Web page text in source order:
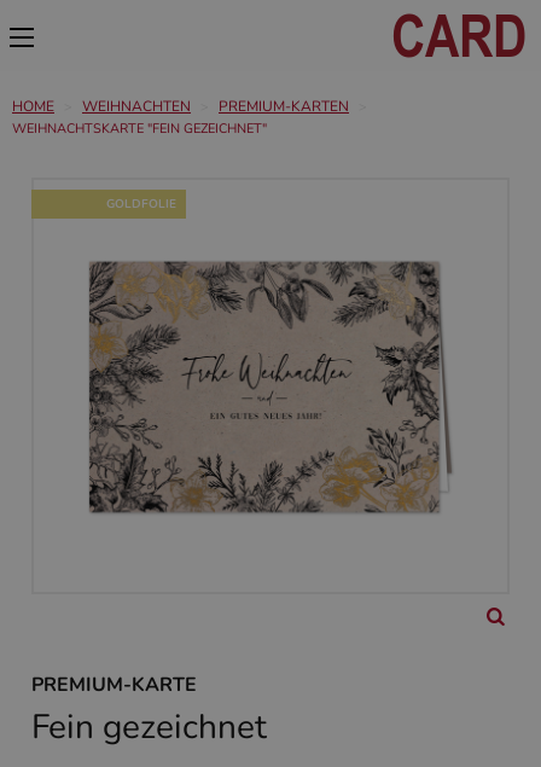
HOME WEIHNACHTEN PREMIUM-KARTEN
WEIHNACHTSKARTE "FEIN GEZEICHNET"
GOLDFOLIE
PREMIUM-KARTE
Fein gezeichnet